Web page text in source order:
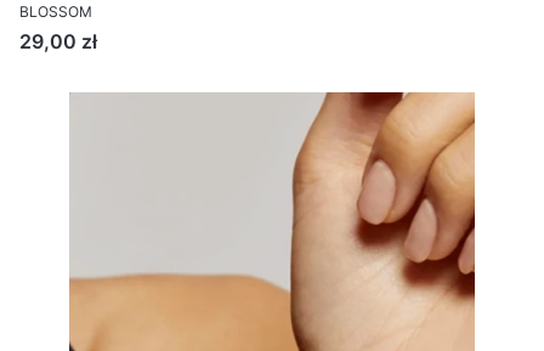
BLOSSOM
Cena
29,00 zł